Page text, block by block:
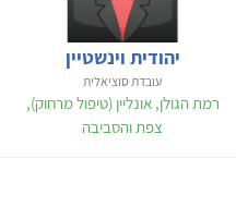
יהודית וינשטיין
עובדת סוציאלית
רמת הגולן, אונליין (טיפול מרחוק),
צפת והסביבה